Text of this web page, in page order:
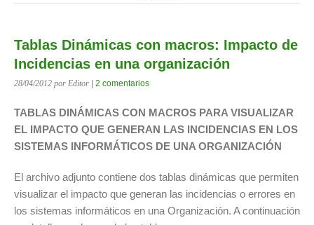
Tablas Dinámicas con macros: Impacto de
Incidencias en una organización
28/04/2012 por Editor 2 comentarios
TABLAS DINÁMICAS CON MACROS PARA VISUALIZAR
EL IMPACTO QUE GENERAN LAS INCIDENCIAS EN LOS
SISTEMAS INFORMÁTICOS DE UNA ORGANIZACIÓN
El archivo adjunto contiene dos tablas dinámicas que permiten
visualizar el impacto que generan las incidencias o errores en
los sistemas informáticos en una Organización. A continuación